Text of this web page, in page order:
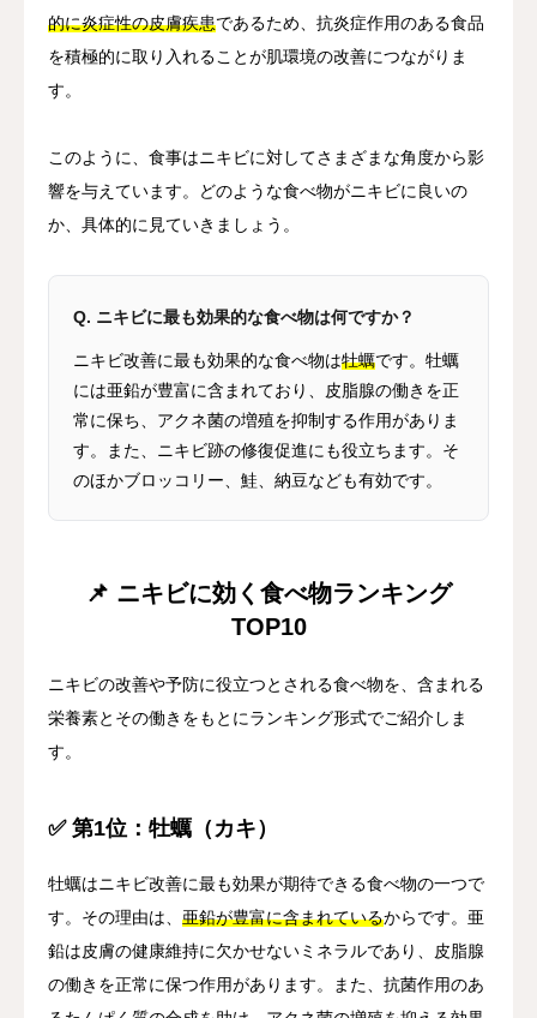
的に炎症性の皮膚疾患であるため、抗炎症作用のある食品
を積極的に取り入れることが肌環境の改善につながりま
す。
このように、食事はニキビに対してさまざまな角度から影
響を与えています。どのような食べ物がニキビに良いの
か、具体的に見ていきましょう。
Q. ニキビに最も効果的な食べ物は何ですか？
ニキビ改善に最も効果的な食べ物は牡蠣です。牡蠣
には亜鉛が豊富に含まれており、皮脂腺の働きを正
常に保ち、アクネ菌の増殖を抑制する作用がありま
す。また、ニキビ跡の修復促進にも役立ちます。そ
のほかブロッコリー、鮭、納豆なども有効です。
📌 ニキビに効く食べ物ランキング
TOP10
ニキビの改善や予防に役立つとされる食べ物を、含まれる
栄養素とその働きをもとにランキング形式でご紹介しま
す。
✅ 第1位：牡蠣（カキ）
牡蠣はニキビ改善に最も効果が期待できる食べ物の一つで
す。その理由は、 亜鉛が豊富に含まれているからです。亜
鉛は皮膚の健康維持に欠かせないミネラルであり、皮脂腺
の働きを正常に保つ作用があります。また、抗菌作用のあ